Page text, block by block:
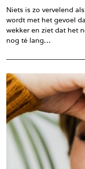
Niets is zo vervelend
wordt met het gevoel
wekker en ziet dat het
nog té lang…